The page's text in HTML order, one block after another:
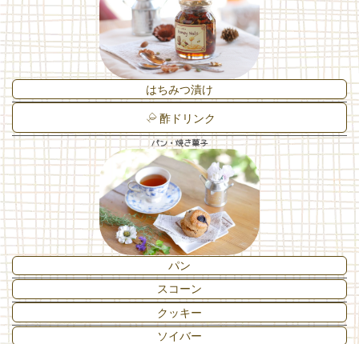
はちみつ漬け
酢ドリンク
パン・焼き菓子
パン
スコーン
クッキー
ソイバー